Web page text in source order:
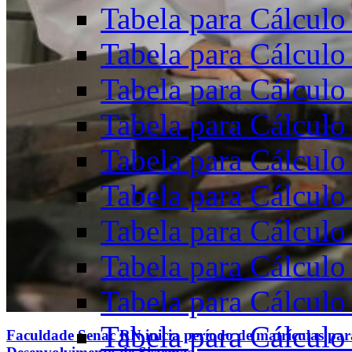
Faculdade Senac RN inicia período de matrículas
Tabela para
Tabela para
Tabela para
Tabela para
Tabela para
Tabela para
Tabela para
Tabela para
Tabela para
Tabela para